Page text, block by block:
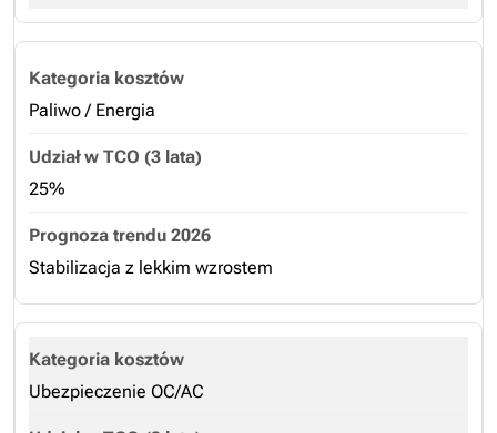
Paliwo / Energia
25%
Stabilizacja z lekkim wzrostem
Ubezpieczenie OC/AC